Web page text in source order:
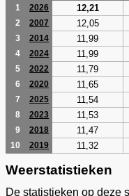
1
2026 12,21
2 2007 12,05
3 2014 11,99
4 2024 11,99
5 2022 11,79
6 2020 11,65
7 2025 11,54
8 2023 11,53
9 2018 11,47
10 2019 11,32
Weerstatistieken
De statistieken op deze